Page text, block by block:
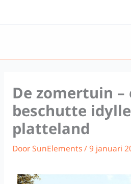
naar
De zomertuin –
beschutte
platteland
DoorSunElements/9 januari